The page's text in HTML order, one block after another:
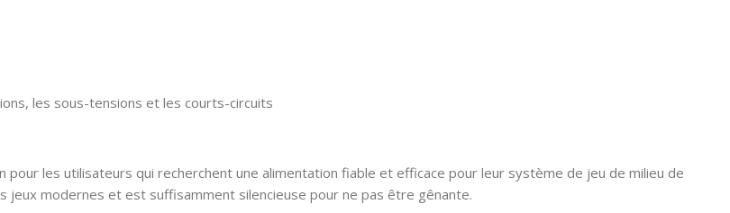
les sous-tensions et les courts-circuits
pour les utilisateurs qui recherchent une alimentation fiable et efficace pour leur système de jeu de milieu de
modernes et est suffisamment silencieuse pour ne pas être gênante.